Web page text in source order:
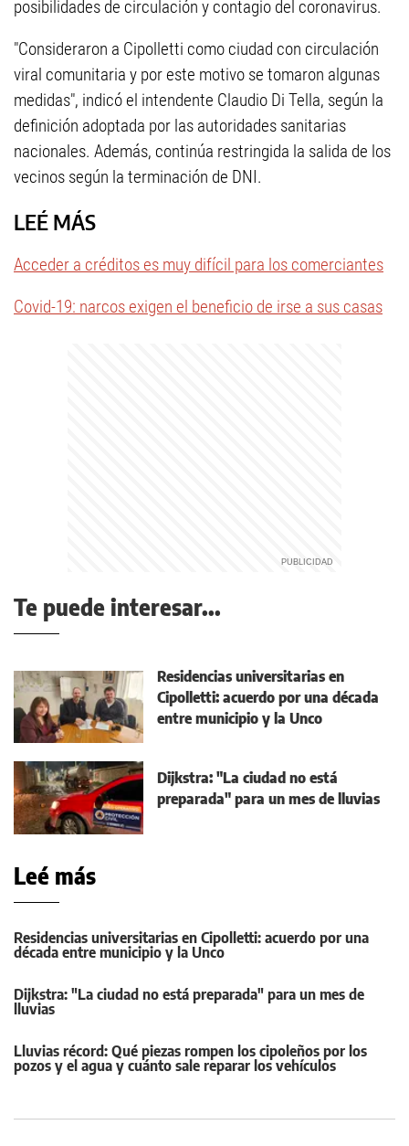
posibilidades de circulación y contagio del coronavirus.
"Consideraron a Cipolletti como ciudad con circulación
viral comunitaria y por este motivo se tomaron algunas
medidas", indicó el intendente Claudio Di Tella, según la
definición adoptada por las autoridades sanitarias
nacionales. Además, continúa restringida la salida de los
vecinos según la terminación de DNI.
LEÉ MÁS
Acceder a créditos es muy difícil para los comerciantes
Covid-19: narcos exigen el beneficio de irse a sus casas
Te puede interesar...
Residencias universitarias en
Cipolletti: acuerdo por una década
entre municipio y la Unco
Dijkstra: "La ciudad no está
preparada" para un mes de lluvias
Leé más
Residencias universitarias en Cipolletti: acuerdo por una
década entre municipio y la Unco
Dijkstra: "La ciudad no está preparada" para un mes de
lluvias
Lluvias récord: Qué piezas rompen los cipoleños por los
pozos y el agua y cuánto sale reparar los vehículos